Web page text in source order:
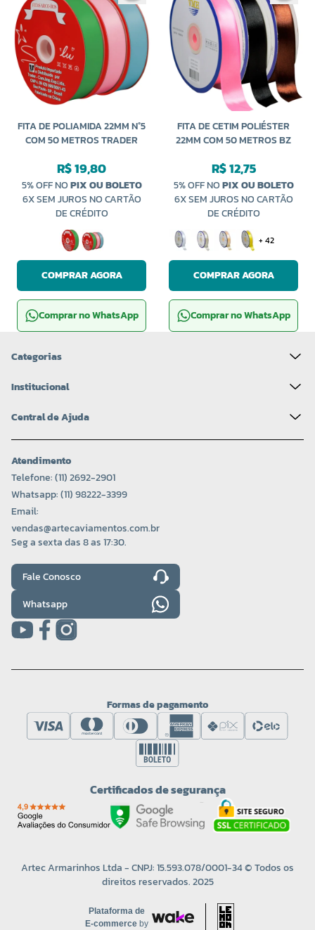
FITA DE POLIAMIDA 22MM N°5
COM 50 METROS TRADER
R$ 19,80
5% OFF NOPIX OU BOLETO
6X SEM JUROS NO CARTÃO
DE CRÉDITO
COMPRAR AGORA
Comprar no WhatsApp
FITA DE CETIM POLIÉSTER
22MM COM 50 METROS BZ
R$ 12,75
5% OFF NOPIX OU BOLETO
6X SEM JUROS NO CARTÃO
DE CRÉDITO
+ 42
COMPRAR AGORA
Comprar no WhatsApp
Categorias
Institucional
Central de Ajuda
Atendimento
Telefone: (11) 2692-2901
Whatsapp: (11) 98222-3399
Email:
vendas@artecaviamentos.com.br
Seg a sexta das 8 as 17:30.
Fale Conosco
Whatsapp
Formas de pagamento
Certificados de segurança
Artec Armarinhos Ltda - CNPJ: 15.593.078/0001-34 © Todos os
direitos reservados. 2025
Plataforma de
E-commerce by